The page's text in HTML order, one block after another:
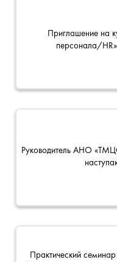
Приглашение на
персонала/
Руководитель АНО
Практический